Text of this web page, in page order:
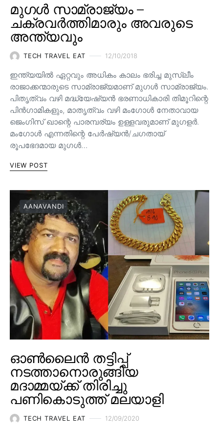
മുഗൾ സാമ്രാജ്യം –
ചക്രവർത്തിമാരും അവരുടെ
അന്ത്യവും
TECH TRAVEL EAT 12/10/2018
ഇന്ത്യയിൽ ഏറ്റവും അധികം കാലം ഭരിച്ച മുസ്ലീം
രാജാക്കന്മാരുടെ സാമ്രാജ്യമാണ് മുഗൾ സാമ്രാജ്യം.
പിതൃത്വം വഴി മദ്ധ്യേഷ്യൻ ഭരണാധികാരി തിമൂറിന്റെ
പിൻ‌ഗാമികളും, മാതൃത്വം വഴി മംഗോൾ നേതാവായ
ജെംഗിസ് ഖാന്റെ പാരമ്പര്യം ഉള്ളവരുമാണ്‌ മുഗളർ.
മംഗോൾ എന്നതിന്റെ പേർഷ്യൻ/ചഗതായ്
രൂപഭേദമായ മുഗൾ…
VIEW POST
AANAVANDI
ഓൺലൈൻ തട്ടിപ്പ്
നടത്താനൊരുങ്ങിയ
മദാമ്മയ്ക്ക് തിരിച്ചു
പണികൊടുത്ത് മലയാളി
TECH TRAVEL EAT 12/09/2020